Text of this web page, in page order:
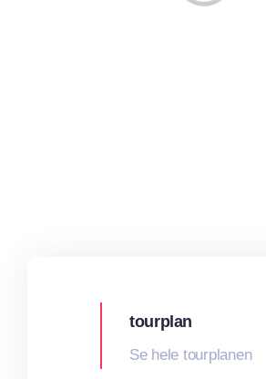
tourplan
Se hele tourplanen